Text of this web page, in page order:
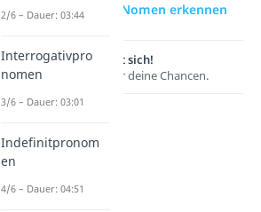
zur Videoseite: Nomen erkennen
Lernen lohnt sich!
Entdecke hier deine Chancen.
2/6 – Dauer: 03:44
Interrogativpro
nomen
3/6 – Dauer: 03:01
Indefinitpronom
en
4/6 – Dauer: 04:51